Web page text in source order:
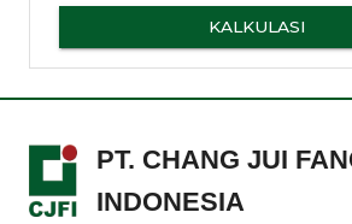
KALKULASI
PT. CHANG JUI
INDONESIA